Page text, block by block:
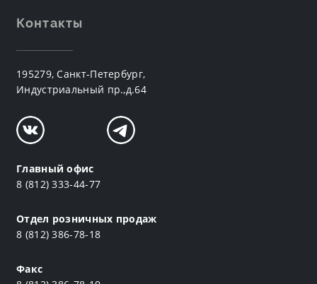
Контакты
195279, Санкт-Петербург,
Индустриальный пр.,д.64
Главный офис
8 (812) 333-44-77
Отдел розничных продаж
8 (812) 386-78-18
Факс